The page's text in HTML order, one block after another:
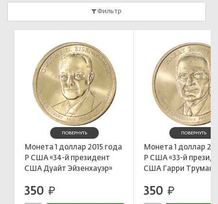
Фильтр
ПОВЕРНУТЬ
Монета 1 доллар 2015 года
Р США «34-й президент
США Дуайт Эйзенхауэр»
350 руб.
ПОВЕРНУТЬ
Монета 1 доллар
Р США «33-й
США Гарри Труман»
350 руб.